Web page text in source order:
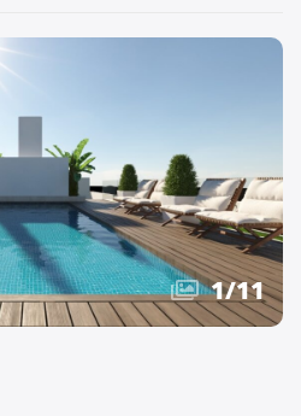
1/11